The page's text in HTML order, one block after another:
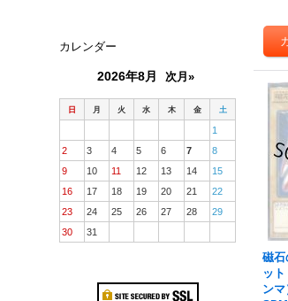
カレンダー
2026年8月 次月»
日 月 火 水 木 金 土
1
2
3 4 5 6 7
8
9
10 11 12 13 14
15
16
17 18 19 20 21
22
23
24 25 26 27 28
29
30
31
磁石
ッ
ンマ